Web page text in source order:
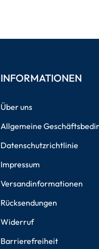
INFORMATIONEN
Über uns
Allgemeine
Datenschutzrichtlinie
Impressum
Versandinformationen
Rücksendungen
Widerruf
Barrierefreiheit